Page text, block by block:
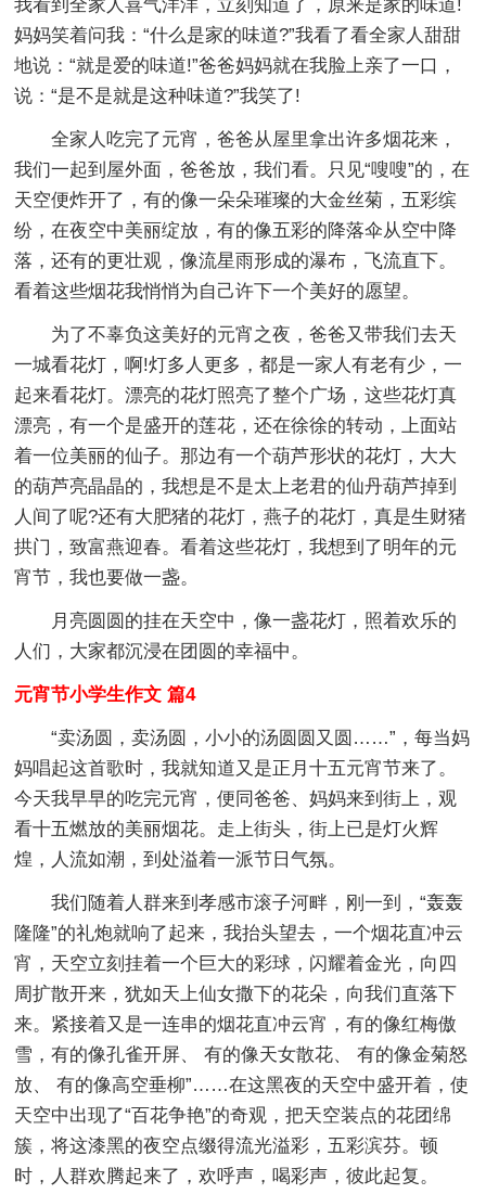
我看到全家人喜气洋洋，立刻知道了，原来是家的味道!
妈妈笑着问我：“什么是家的味道?”我看了看全家人甜甜
地说：“就是爱的味道!”爸爸妈妈就在我脸上亲了一口，
说：“是不是就是这种味道?”我笑了!
全家人吃完了元宵，爸爸从屋里拿出许多烟花来，
我们一起到屋外面，爸爸放，我们看。只见“嗖嗖”的，在
天空便炸开了，有的像一朵朵璀璨的大金丝菊，五彩缤
纷，在夜空中美丽绽放，有的像五彩的降落伞从空中降
落，还有的更壮观，像流星雨形成的瀑布，飞流直下。
看着这些烟花我悄悄为自己许下一个美好的愿望。
为了不辜负这美好的元宵之夜，爸爸又带我们去天
一城看花灯，啊!灯多人更多，都是一家人有老有少，一
起来看花灯。漂亮的花灯照亮了整个广场，这些花灯真
漂亮，有一个是盛开的莲花，还在徐徐的转动，上面站
着一位美丽的仙子。那边有一个葫芦形状的花灯，大大
的葫芦亮晶晶的，我想是不是太上老君的仙丹葫芦掉到
人间了呢?还有大肥猪的花灯，燕子的花灯，真是生财猪
拱门，致富燕迎春。看着这些花灯，我想到了明年的元
宵节，我也要做一盏。
月亮圆圆的挂在天空中，像一盏花灯，照着欢乐的
人们，大家都沉浸在团圆的幸福中。
元宵节小学生作文 篇4
“卖汤圆，卖汤圆，小小的汤圆圆又圆……”，每当妈
妈唱起这首歌时，我就知道又是正月十五元宵节来了。
今天我早早的吃完元宵，便同爸爸、妈妈来到街上，观
看十五燃放的美丽烟花。走上街头，街上已是灯火辉
煌，人流如潮，到处溢着一派节日气氛。
我们随着人群来到孝感市滚子河畔，刚一到，“轰轰
隆隆”的礼炮就响了起来，我抬头望去，一个烟花直冲云
宵，天空立刻挂着一个巨大的彩球，闪耀着金光，向四
周扩散开来，犹如天上仙女撒下的花朵，向我们直落下
来。紧接着又是一连串的烟花直冲云宵，有的像红梅傲
雪，有的像孔雀开屏、 有的像天女散花、 有的像金菊怒
放、 有的像高空垂柳”……在这黑夜的天空中盛开着，使
天空中出现了“百花争艳”的奇观，把天空装点的花团绵
簇，将这漆黑的夜空点缀得流光溢彩，五彩滨芬。顿
时，人群欢腾起来了，欢呼声，喝彩声，彼此起复。